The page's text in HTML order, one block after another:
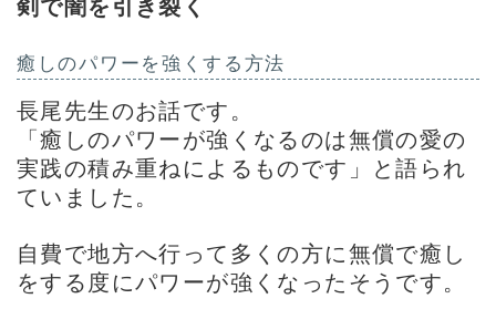
剣で闇を引き裂く
癒しのパワーを強くする方法
長尾先生のお話です。
「癒しのパワーが強くなるのは無償の愛の
実践の積み重ねによるものです」と語られ
ていました。
自費で地方へ行って多くの方に無償で癒し
をする度にパワーが強くなったそうです。